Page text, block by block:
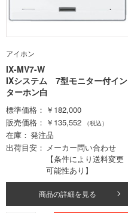
アイホン
IX-MV7-W
IXシステム 7型モニター付イン
ターホン白
標準価格
￥182,000
販売価格
￥135,552 （税込）
在庫
発注品
出荷目安
メーカー問い合わせ
【条件により送料変更
可能性あり】
商品の詳細を見る